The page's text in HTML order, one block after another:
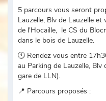
5 parcours vous seront
Lauzelle, Blv de Lauzelle
de l'Hocaille, le CS du
dans le bois de Lauzelle.
🕚 Rendez vous entre
au Parking de Lauzelle,
gare de LLN).
📍 Parcours proposés :